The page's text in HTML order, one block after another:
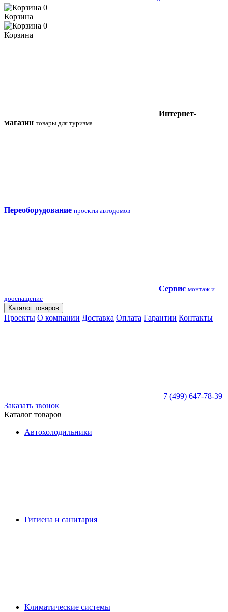
0
Корзина
0
Корзина
Интернет-
магазин товары для туризма
Переоборудование проекты автодомов
Сервис монтаж и
дооснащение
Каталог товаров
Проекты О компании Доставка Оплата Гарантии Контакты
+7 (499) 647-78-39
Заказать звонок
Каталог товаров
Автохолодильники
Гигиена и санитария
Климатические системы